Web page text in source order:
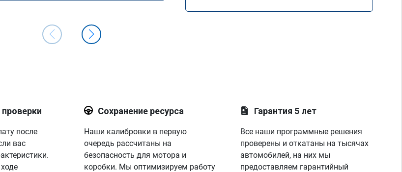
после
вас
Сохранение ресурса
Наши калибровки в первую
очередь рассчитаны на
безопасность для мотора и
коробки. Мы оптимизируем работу
Гарантия 5 лет
Все наши программные решения
проверены и откатаны на тысячах
автомобилей, на них мы
предоставляем гарантийный